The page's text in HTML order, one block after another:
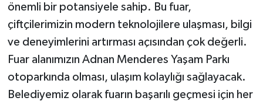
önemli bir potansiyele sahip. Bu fuar,
çiftçilerimizin modern teknolojilere ulaşması, bilgi
ve deneyimlerini artırması açısından çok değerli.
Fuar alanımızın Adnan Menderes Yaşam Parkı
otoparkında olması, ulaşım kolaylığı sağlayacak.
Belediyemiz olarak fuarın başarılı geçmesi için her